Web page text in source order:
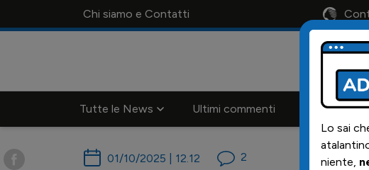
Chi siamo e Contatti
Tutte le News Ultimi commenti Calendario
01/10/2025 | 12.12 2
Lo sai
niente,